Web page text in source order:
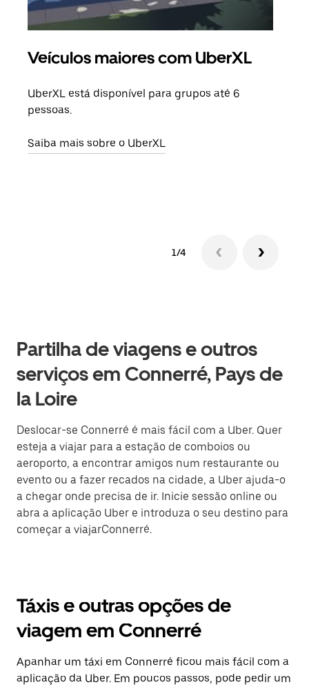
Veículos maiores com UberXL
UberXL está disponível para grupos até 6
pessoas.
Saiba mais sobre o UberXL
1/4
Partilha de viagens e outros
serviços em Connerré, Pays de
la Loire
Deslocar-se Connerré é mais fácil com a Uber. Quer
esteja a viajar para a estação de comboios ou
aeroporto, a encontrar amigos num restaurante ou
evento ou a fazer recados na cidade, a Uber ajuda-o
a chegar onde precisa de ir. Inicie sessão online ou
abra a aplicação Uber e introduza o seu destino para
começar a viajarConnerré.
Táxis e outras opções de
viagem em Connerré
Apanhar um táxi em Connerré ficou mais fácil com a
aplicação da Uber. Em poucos passos, pode pedir um